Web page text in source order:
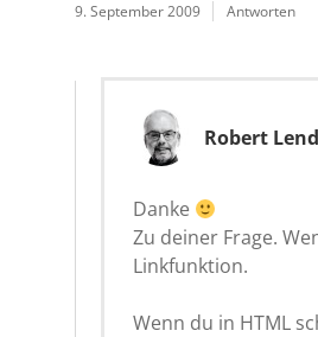
9. September 2009 Antworten
Robert
Danke
Zu deiner Frage.
Linkfunktion.
Wenn du in HTML